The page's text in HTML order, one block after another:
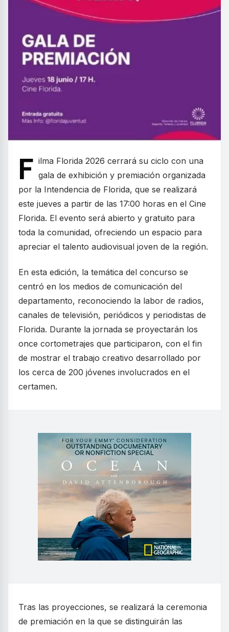
F ilma Florida 2026 cerrará su ciclo con una
gala de exhibición y premiación organizada
por la Intendencia de Florida, que se realizará
este jueves a partir de las 17:00 horas en el Cine
Florida. El evento será abierto y gratuito para
toda la comunidad, ofreciendo un espacio para
apreciar el talento audiovisual joven de la región.
En esta edición, la temática del concurso se
centró en los medios de comunicación del
departamento, reconociendo la labor de radios,
canales de televisión, periódicos y periodistas de
Florida. Durante la jornada se proyectarán los
once cortometrajes que participaron, con el fin
de mostrar el trabajo creativo desarrollado por
los cerca de 200 jóvenes involucrados en el
certamen.
Tras las proyecciones, se realizará la ceremonia
de premiación en la que se distinguirán las